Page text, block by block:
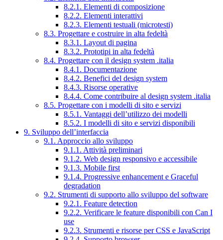
8.2.1. Elementi di composizione
8.2.2. Elementi interattivi
8.2.3. Elementi testuali (microtesti)
8.3. Progettare e costruire in alta fedeltà
8.3.1. Layout di pagina
8.3.2. Prototipi in alta fedeltà
8.4. Progettare con il design system .italia
8.4.1. Documentazione
8.4.2. Benefici del design system
8.4.3. Risorse operative
8.4.4. Come contribuire al design system .italia
8.5. Progettare con i modelli di sito e servizi
8.5.1. Vantaggi dell’utilizzo dei modelli
8.5.2. I modelli di sito e servizi disponibili
9. Sviluppo dell’interfaccia
9.1. Approccio allo sviluppo
9.1.1. Attività preliminari
9.1.2. Web design responsivo e accessibile
9.1.3. Mobile first
9.1.4. Progressive enhancement e Graceful
degradation
9.2. Strumenti di supporto allo sviluppo del software
9.2.1. Feature detection
9.2.2. Verificare le feature disponibili con Can I
use
9.2.3. Strumenti e risorse per CSS e JavaScript